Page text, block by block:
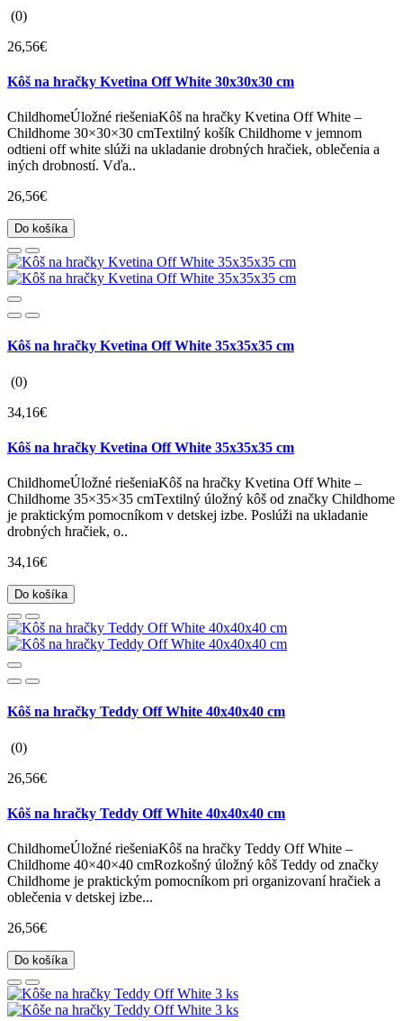
(0)
26,56€
Kôš na hračky Kvetina Off White 30x30x30 cm
ChildhomeÚložné riešeniaKôš na hračky Kvetina Off White –
Childhome 30×30×30 cmTextilný košík Childhome v jemnom
odtieni off white slúži na ukladanie drobných hračiek, oblečenia a
iných drobností. Vďa..
26,56€
Do košíka
Kôš na hračky Kvetina Off White 35x35x35 cm
(0)
34,16€
Kôš na hračky Kvetina Off White 35x35x35 cm
ChildhomeÚložné riešeniaKôš na hračky Kvetina Off White –
Childhome 35×35×35 cmTextilný úložný kôš od značky Childhome
je praktickým pomocníkom v detskej izbe. Poslúži na ukladanie
drobných hračiek, o..
34,16€
Do košíka
Kôš na hračky Teddy Off White 40x40x40 cm
(0)
26,56€
Kôš na hračky Teddy Off White 40x40x40 cm
ChildhomeÚložné riešeniaKôš na hračky Teddy Off White –
Childhome 40×40×40 cmRozkošný úložný kôš Teddy od značky
Childhome je praktickým pomocníkom pri organizovaní hračiek a
oblečenia v detskej izbe...
26,56€
Do košíka